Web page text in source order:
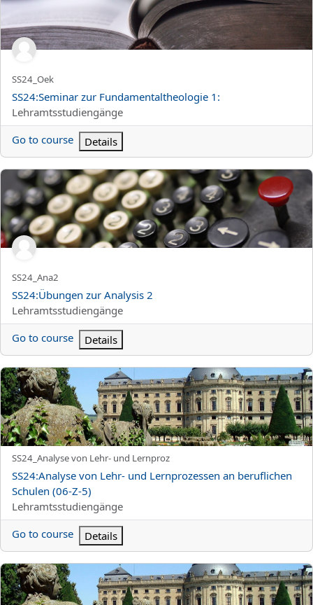
Kortnamn för kurs
SS24_Oek
Kursnamn
SS24:Seminar zur Fundamentaltheologie 1:
Kurskategori
Lehramtsstudiengänge
Go to course
Details
SS24:Übungen zur Analysis 2
Kortnamn för kurs
SS24_Ana2
Kursnamn
SS24:Übungen zur Analysis 2
Kurskategori
Lehramtsstudiengänge
Go to course
Details
SS24:Analyse von Lehr- und Lernprozessen an beruflichen
Kortnamn för kurs
SS24_Analyse von Lehr- und Lernproz
Kursnamn
SS24:Analyse von Lehr- und Lernprozessen an beruflichen
Schulen (06-Z-5)
Kurskategori
Lehramtsstudiengänge
Go to course
Details
SS24:Psyschische Belastungen (06-V-Psy-Be)